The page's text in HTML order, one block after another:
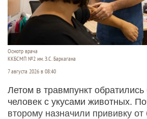
Осмотр врача
ККБСМП №2 им. З.С. Баркагана
7 августа 2026 в 08:40
Летом в травмпункт обратились
человек с укусами животных.
второму назначили прививку